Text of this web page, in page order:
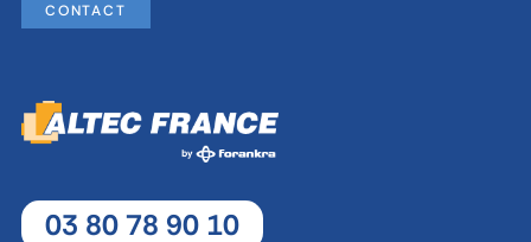
CONTACT
03 80 78 90 10